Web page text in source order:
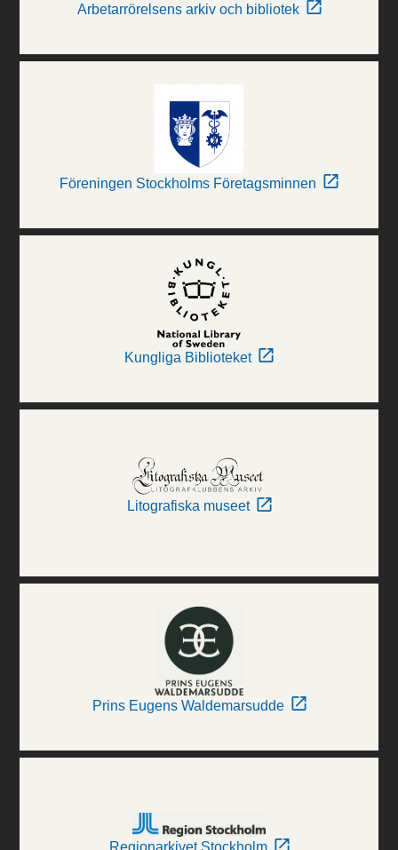
Arbetarrörelsens arkiv och bibliotek
Föreningen Stockholms Företagsminnen
Kungliga Biblioteket
Litografiska museet
Prins Eugens Waldemarsudde
Regionarkivet Stockholm